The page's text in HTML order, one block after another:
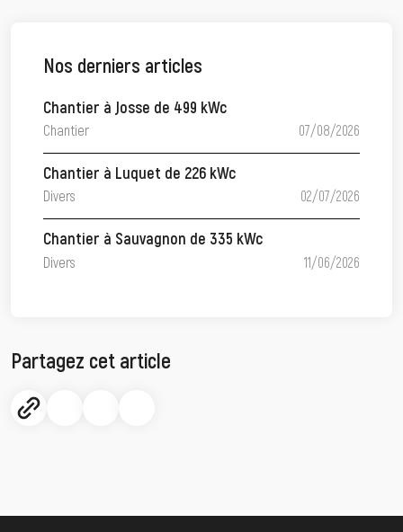
Nos derniers articles
Chantier à Josse de 499 kWc
Chantier 07/08/2026
Chantier à Luquet de 226 kWc
Divers 02/07/2026
Chantier à Sauvagnon de 335 kWc
Divers 11/06/2026
Partagez cet article